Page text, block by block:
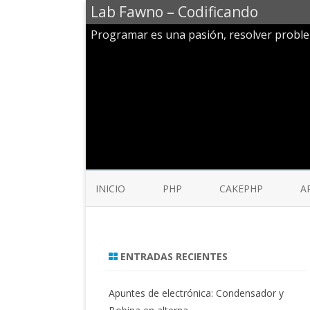
Lab Fawno – Codificando
Programar es una pasión, resolver
INICIO PHP CAKEPHP
ENTRADAS RECIENTES
Apuntes de electrónica: Condensador y